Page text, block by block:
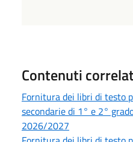
Contenuti
Fornitura dei libri di testo
secondarie di 1° e 2°
2026/2027